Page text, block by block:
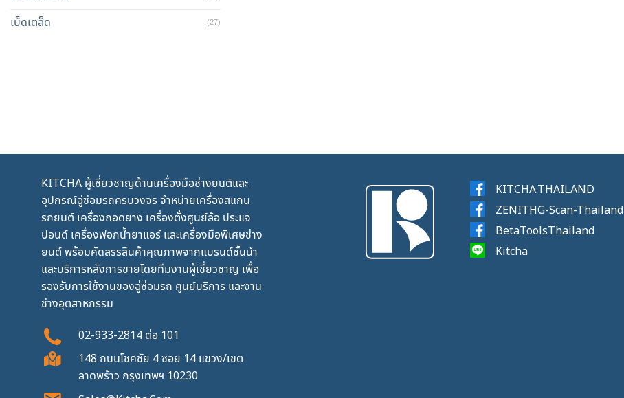
เบ็ดเตล็ด (27)
KITCHA ผู้เชี่ยวชาญด้านเครื่องมือช่างยนต์และ
อุปกรณ์อู่ซ่อมรถครบวงจร จำหน่ายเครื่องสแกน
รถยนต์ เครื่องถอดยาง เครื่องตั้งศูนย์ล้อ ประแจ
ปอนด์ เครื่องฟอกน้ำยาแอร์ และเครื่องมือพิเศษช่าง
ยนต์ พร้อมคัดสรรสินค้าคุณภาพจากแบรนด์ชั้นนำ
และบริการหลังการขายโดยทีมงานผู้เชี่ยวชาญ เพื่อ
รองรับการใช้งานของอู่ซ่อมรถ ศูนย์บริการ และงาน
ช่างอุตสาหกรรม
02-933-2814 ต่อ101
148 ถนนโชคชัย 4 ซอย 14 แขวง/เขต
ลาดพร้าว กรุงเทพฯ 10230
KITCHA.THAILAND
ZENITHG-Scan-Thailand
BetaToolsThailand
Kitcha